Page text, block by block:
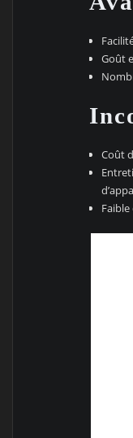
Goût
Coût